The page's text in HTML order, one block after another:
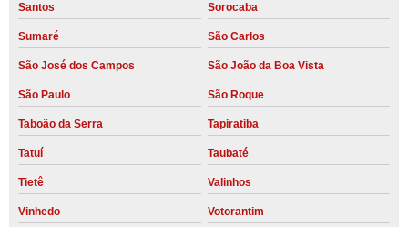
Santos Sorocaba
Sumaré São Carlos
São José dos Campos São João da Boa Vista
São Paulo São Roque
Taboão da Serra Tapiratiba
Tatuí Taubaté
Tietê Valinhos
Vinhedo
Votorantim